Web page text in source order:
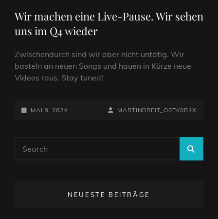
Wir machen eine Live-Pause. Wir sehen
uns im Q4 wieder
Zwischendurch sind wir aber nicht untätig. Wir
basteln an neuen Songs und hauen in Kürze neue
Videos raus. Stay tuned!
POSTED-
MAI 9, 2024
BY
BYLINE
MARTINBREIT_O0TK0R4X
for:
NEUESTE BEITRÄGE